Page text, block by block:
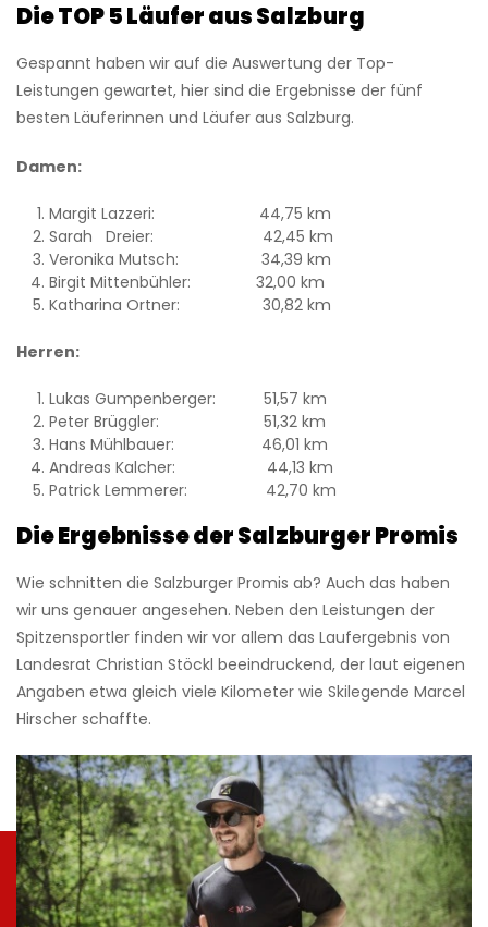
Die TOP 5 Läufer aus Salzburg
Gespannt haben wir auf die Auswertung der Top-
Leistungen gewartet, hier sind die Ergebnisse der fünf
besten Läuferinnen und Läufer aus Salzburg.
Damen:
Margit Lazzeri: 44,75 km
Sarah Dreier: 42,45 km
Veronika Mutsch: 34,39 km
Birgit Mittenbühler: 32,00 km
Katharina Ortner: 30,82 km
Herren:
Lukas Gumpenberger: 51,57 km
Peter Brüggler: 51,32 km
Hans Mühlbauer: 46,01 km
Andreas Kalcher: 44,13 km
Patrick Lemmerer: 42,70 km
Die Ergebnisse der Salzburger Promis
Wie schnitten die Salzburger Promis ab? Auch das haben
wir uns genauer angesehen. Neben den Leistungen der
Spitzensportler finden wir vor allem das Laufergebnis von
Landesrat Christian Stöckl beeindruckend, der laut eigenen
Angaben etwa gleich viele Kilometer wie Skilegende Marcel
Hirscher schaffte.